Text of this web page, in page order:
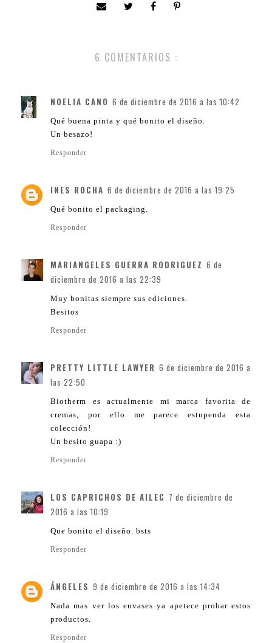
6 COMENTARIOS :
NOELIA CANO 6 de diciembre de 2016 a las 10:42
Qué buena pinta y qué bonito el diseño.
Un besazo!
Responder
INES ROCHA 6 de diciembre de 2016 a las 19:25
Qué bonito el packaging.
Responder
MARIANGELES GUERRA RODRIGUEZ 6 de
diciembre de 2016 a las 22:39
Muy bonitas siempre sus ediciones.
Besitos
Responder
PRETTY LITTLE LAWYER 6 de diciembre de 2016 a
las 22:50
Biotherm es actualmente mi marca favorita de
cremas, por ello me parece estupenda esta
colección!
Un besito guapa :)
Responder
LOS CAPRICHOS DE AILEC 7 de diciembre de
2016 a las 10:19
Que bonito el diseño. bsts
Responder
ÁNGELES 9 de diciembre de 2016 a las 14:34
Nada mas ver los envases ya apetece probar estos
productos.
Responder